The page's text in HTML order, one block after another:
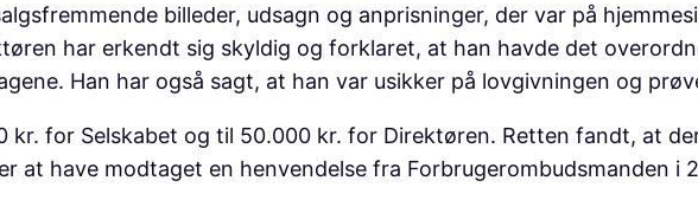
billeder, udsagn og anprisninger, der var på
har erkendt sig skyldig og forklaret, at han havde det
Han har også sagt, at han var usikker på lovgivningen og
kr. for Selskabet og til 50.000 kr. for Direktøren. Retten fandt, at
at have modtaget en henvendelse fra Forbrugerombudsmanden i